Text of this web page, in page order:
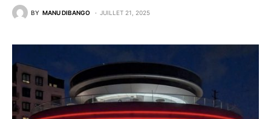
BY MANU DIBANGO JUILLET 21, 2025